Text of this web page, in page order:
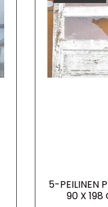
5-PEILINEN
90 X 198